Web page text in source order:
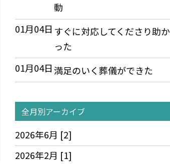
動
01月04日 すぐに対応してくださり助か
った
01月04日満足のいく葬儀ができた
全月別アーカイブ
2026年6月 [2]
2026年2月 [1]